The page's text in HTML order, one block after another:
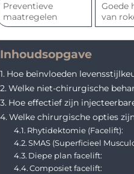
Preventieve
maatregelen
Goede
van
Inhoudsopgave
Hoe beïnvloeden
Welke niet-chirurgische
Hoe effectief zijn
Welke chirurgische opties
Rhytidektomie (Facelift):
SMAS (Superficieel
Diepe plan facelift:
Composiet facelift: